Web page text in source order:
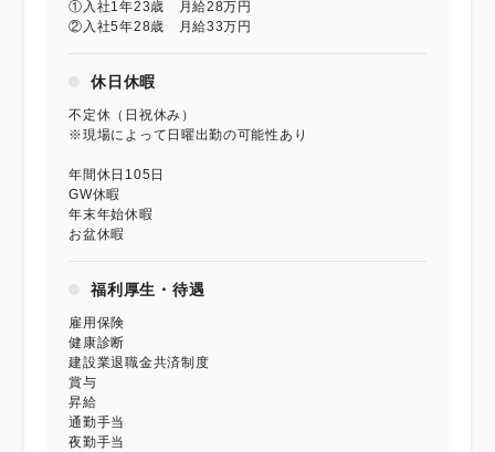
①入社1年23歳 月給28万円
②入社5年28歳 月給33万円
休日休暇
不定休（日祝休み）
※現場によって日曜出勤の可能性あり
年間休日105日
GW休暇
年末年始休暇
お盆休暇
福利厚生・待遇
雇用保険
健康診断
建設業退職金共済制度
賞与
昇給
通勤手当
夜勤手当